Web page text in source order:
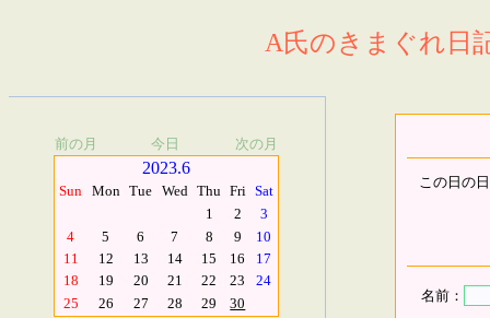
A氏のきまぐれ日
前の月 今日 次の月
2023.6
Sun Mon Tue Wed Thu Fri Sat
1
2
3
4
5 6 7 8 9
10
11
12 13 14 15 16
17
18
19 20 21 22 23
24
25
26 27 28 29 30
この日の
名前：